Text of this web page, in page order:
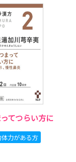
てつらい方に
体力がある方